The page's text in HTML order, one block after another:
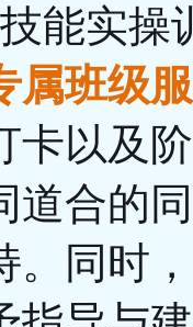
能实
属班级
卡以及
道合的
。同时